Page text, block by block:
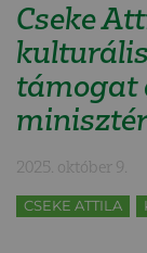
Cseke
támogat
2025. október 9.
CSEKE ATTILA